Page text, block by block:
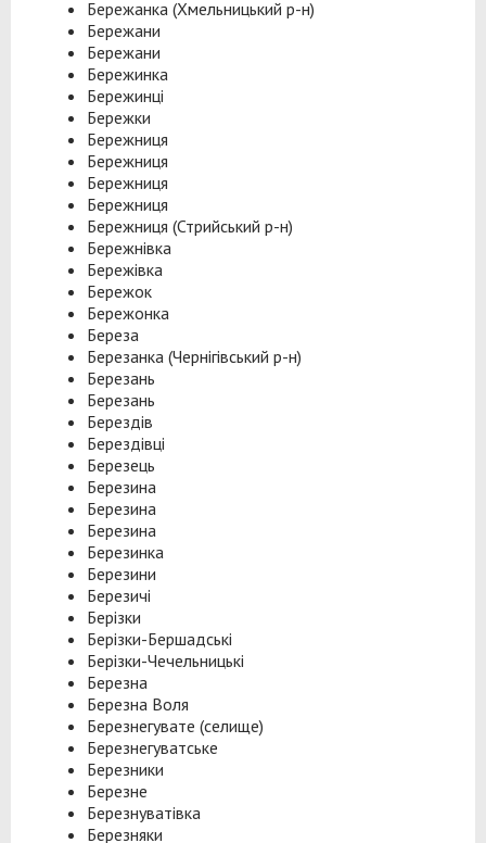
Бережанка (Хмельницький р-н)
Бережани
Бережани
Бережинка
Бережинці
Бережки
Бережниця
Бережниця
Бережниця
Бережниця
Бережниця (Стрийський р-н)
Бережнівка
Бережівка
Бережок
Бережонка
Береза
Березанка (Чернігівський р-н)
Березань
Березань
Берездів
Берездівці
Березець
Березина
Березина
Березина
Березинка
Березини
Березичі
Берізки
Берізки-Бершадські
Берізки-Чечельницькі
Березна
Березна Воля
Березнегувате (селище)
Березнегуватське
Березники
Березне
Березнуватівка
Березняки